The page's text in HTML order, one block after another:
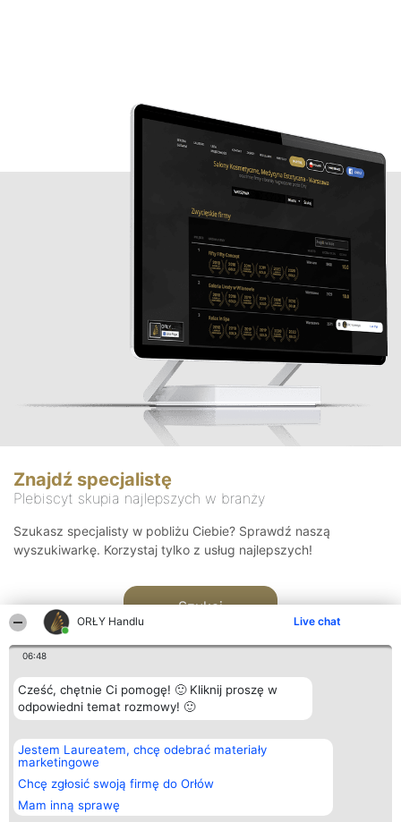
ORŁY Handlu Live chat
06:48
Cześć, chętnie Ci pomogę! 🙂 Kliknij proszę w
odpowiedni temat rozmowy! 🙂
Jestem Laureatem, chcę odebrać materiały
marketingowe
Chcę zgłosić swoją firmę do Orłów
Mam inną sprawę
Znajdź specjalistę
Plebiscyt skupia najlepszych w branży
Szukasz specjalisty w pobliżu Ciebie? Sprawdź naszą
wyszukiwarkę. Korzystaj tylko z usług najlepszych!
Szukaj
Organizator plebiscytu
Bright Side Solutions sp. z o.
o. sp. k.
ul. Ruska 22
Wrocław 50-079
KRS 0000749100 | Regon
381313360 | NIP 8943132676
Plebiscyt
Laureaci
wszystkich
Laureatów
Regulamin
Kontakt
Kontakt